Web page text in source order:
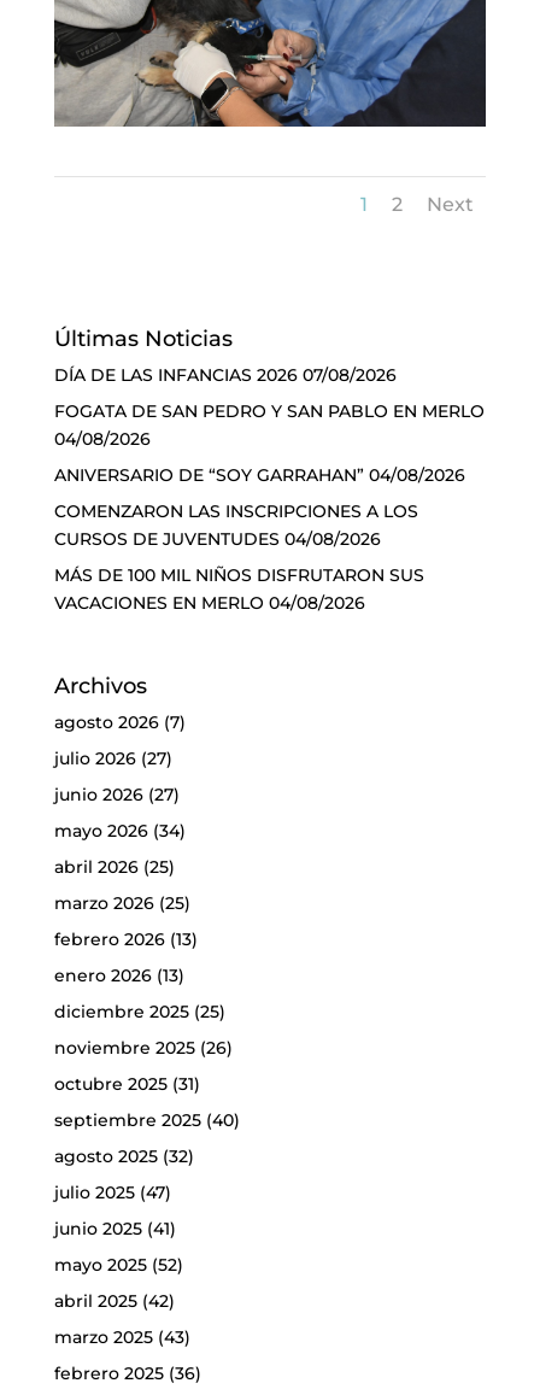
1 2 Next
Últimas Noticias
DÍA DE LAS INFANCIAS 2026 07/08/2026
FOGATA DE SAN PEDRO Y SAN PABLO EN MERLO
04/08/2026
ANIVERSARIO DE “SOY GARRAHAN” 04/08/2026
COMENZARON LAS INSCRIPCIONES A LOS
CURSOS DE JUVENTUDES 04/08/2026
MÁS DE 100 MIL NIÑOS DISFRUTARON SUS
VACACIONES EN MERLO 04/08/2026
Archivos
agosto 2026(7)
julio 2026(27)
junio 2026(27)
mayo 2026(34)
abril 2026(25)
marzo 2026(25)
febrero 2026(13)
enero 2026(13)
diciembre 2025(25)
noviembre 2025(26)
octubre 2025(31)
septiembre 2025(40)
agosto 2025(32)
julio 2025(47)
junio 2025(41)
mayo 2025(52)
abril 2025(42)
marzo 2025(43)
febrero 2025(36)